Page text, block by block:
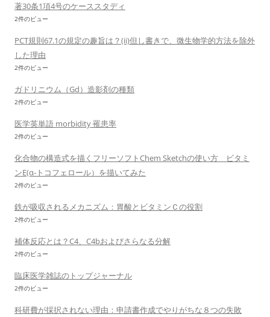
著30条1項4号のケーススタディ
2件のビュー
PCT規則67.1の規定の趣旨は？(ii)但し書きで、微生物学的方法を除外
した理由
2件のビュー
ガドリニウム（Gd）造影剤の種類
2件のビュー
医学英単語 morbidity 罹患率
2件のビュー
化合物の構造式を描くフリーソフトChem Sketchの使い方 ビタミ
ンE(α-トコフェロール）を描いてみた
2件のビュー
鉄が吸収されるメカニズム：胃酸とビタミンＣの役割
2件のビュー
補体反応とは？C4、C4bおよびさらなる分解
2件のビュー
臨床医学雑誌のトップジャーナル
2件のビュー
科研費が採択されない理由：申請書作成でやりがちな８つの失敗